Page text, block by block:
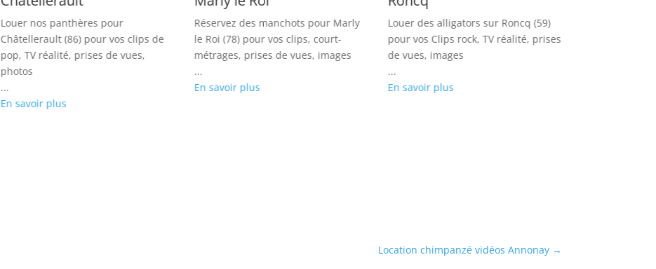
Louer nos panthères pour
Châtellerault (86) pour vos clips de
pop, TV réalité, prises de vues,
photos
...
En savoir plus
Réservez des manchots pour Marly
le Roi (78) pour vos clips, court-
métrages, prises de vues, images
...
En savoir plus
Louer des alligators sur Roncq (59)
pour vos Clips rock, TV réalité, prises
de vues, images
...
En savoir plus
Location chimpanzé vidéos Annonay→